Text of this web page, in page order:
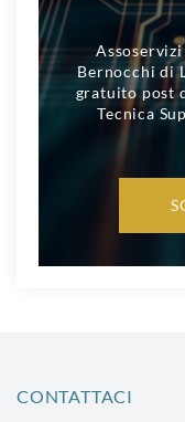
Bernocchi di
gratuito post
Tecnica
CONTATTACI